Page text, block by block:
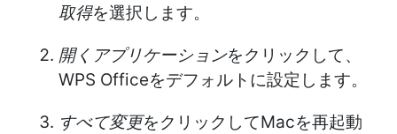
取得を選択します。
開くアプリケーションをクリックして、
WPS Officeをデフォルトに設定します。
すべて変更をクリックしてMacを再起動